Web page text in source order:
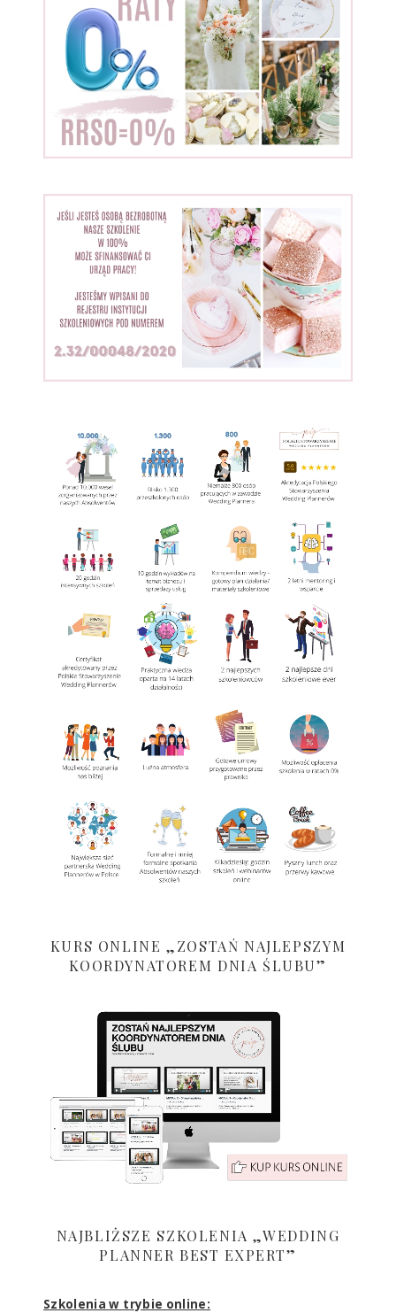
KURS ONLINE „ZOSTAŃ NAJLEPSZYM
KOORDYNATOREM DNIA ŚLUBU”
NAJBLIŻSZE SZKOLENIA „WEDDING
PLANNER BEST EXPERT”
Szkolenia w trybie online: